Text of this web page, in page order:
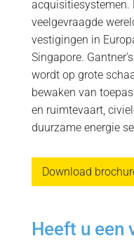
acquisitiesystemen.
veelgevraagde
vestigingen in
Singapore.
wordt op grote
bewaken van
en ruimtevaart,
duurzame energie
Download
Heeft u een